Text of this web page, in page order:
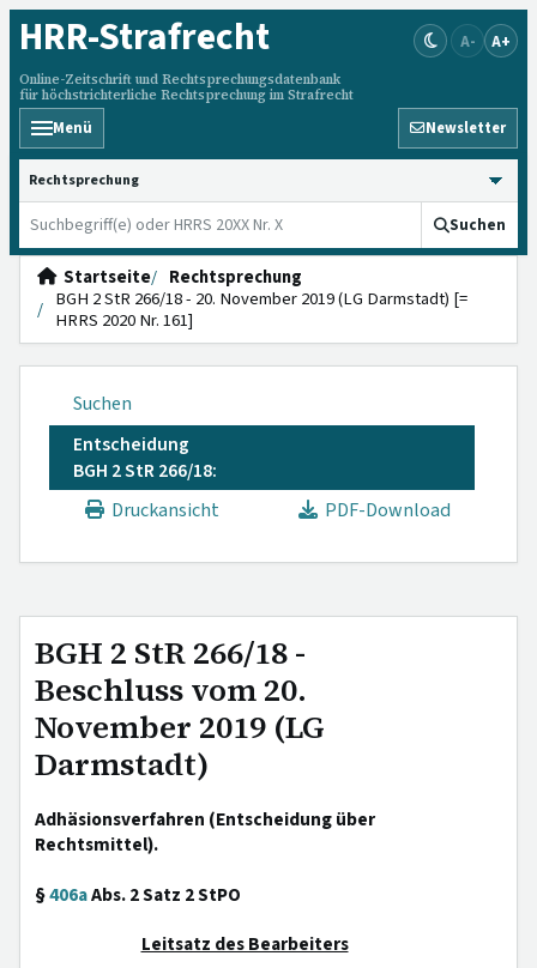
HRR-Strafrecht
Online-Zeitschrift und Rechtsprechungsdatenbank
für höchstrichterliche Rechtsprechung im Strafrecht
A- A+
Menü Newsletter
HRRS durchsuchen
Suchen
Startseite
Rechtsprechung
BGH 2 StR 266/18 - 20. November 2019 (LG Darmstadt) [=
HRRS 2020 Nr. 161]
Suchen
Entscheidung
BGH 2 StR 266/18:
Druckansicht
PDF-Download
BGH 2 StR 266/18 -
Beschluss vom 20.
November 2019 (LG
Darmstadt)
Adhäsionsverfahren (Entscheidung über
Rechtsmittel).
§406aAbs. 2 Satz 2 StPO
Leitsatz des Bearbeiters